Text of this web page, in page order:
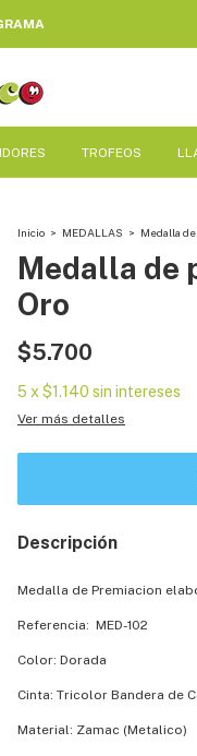
TROFEOS
Inicio > MEDALLAS > Medalla
Medalla de
Oro
$5.700
5 x $1.140 sin intereses
Ver más detalles
Descripción
Medalla de Premiacion
Referencia: MED-102
Color: Dorada
Cinta: Tricolor Bandera de
Material: Zamac (Metalico)